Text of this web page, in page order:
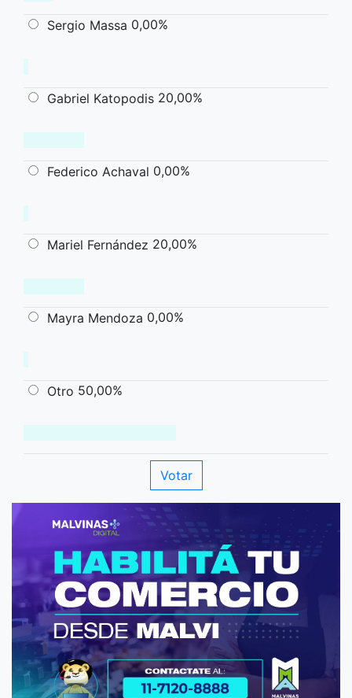
Sergio Massa 0,00%
Gabriel Katopodis 20,00%
Federico Achaval 0,00%
Mariel Fernández 20,00%
Mayra Mendoza 0,00%
Otro 50,00%